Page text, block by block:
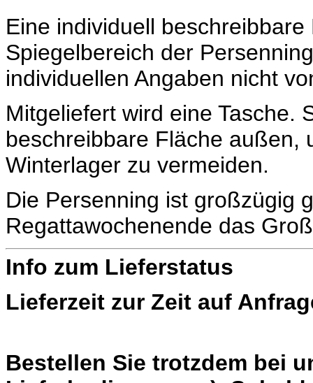
Eine individuell
Spiegelbereich der
individuellen Angaben nicht
Mitgeliefert wird eine Tasche.
beschreibbare Fläche außen,
Winterlager zu vermeiden.
Die Persenning ist großzügig
Regattawochenende das
Info zum Lieferstatus
Lieferzeit zur Zeit auf
Bestellen Sie trotzdem bei